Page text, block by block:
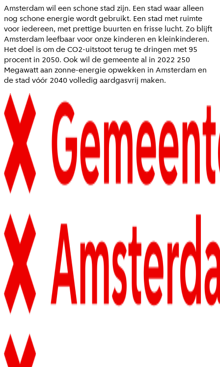
Amsterdam wil een schone stad zijn. Een stad waar alleen
nog schone energie wordt gebruikt. Een stad met ruimte
voor iedereen, met prettige buurten en frisse lucht. Zo blijft
Amsterdam leefbaar voor onze kinderen en kleinkinderen.
Het doel is om de CO2-uitstoot terug te dringen met 95
procent in 2050. Ook wil de gemeente al in 2022 250
Megawatt aan zonne-energie opwekken in Amsterdam en
de stad vóór 2040 volledig aardgasvrij maken.